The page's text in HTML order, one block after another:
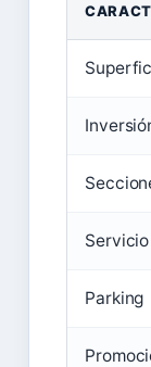
Servicio
Parking